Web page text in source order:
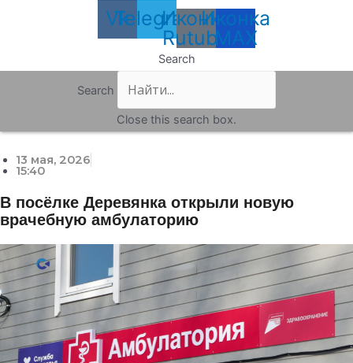
Vk
Telegram
Иконка
Rutube
Иконка
MAX
Search
Search
Close this search box.
13 мая, 2026
15:40
В посёлке Деревянка открыли новую
врачебную амбулаторию